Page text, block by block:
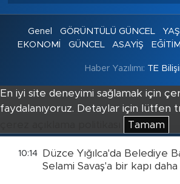
Genel GÖRÜNTÜLÜ GÜNCEL
EKONOMİ
GÜNCEL ASAYİŞ EĞİTİM
Haber Yazılımı: TE
En iyi site deneyimi sağlamak için
faydalanıyoruz. Detaylar için lütfen
Tamam
10:14
Düzce Yığılca'da Belediye
Selami Savaş'a bir kapı daha